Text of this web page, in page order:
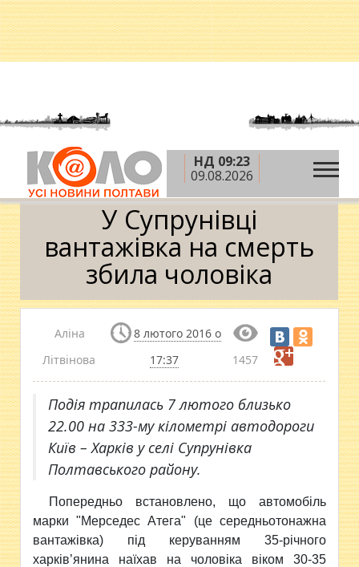
НД 09:23
09.08.2026
Головна » Новини » Надзвичайні події
Супрунівці вантажівка на смерть збила чоловіка
У Супрунівці
вантажівка на смерть
збила чоловіка
Аліна
Літвінова
8 лютого 2016 о
17:37
1457
Подія трапилась 7 лютого близько
22.00 на 333-му кілометрі автодороги
Київ – Харків у селі Супрунівка
Полтавського району.
Попередньо встановлено, що автомобіль
марки "Мерседес Атега" (це середньотонажна
вантажівка) під керуванням 35-річного
харків’янина наїхав на чоловіка віком 30-35